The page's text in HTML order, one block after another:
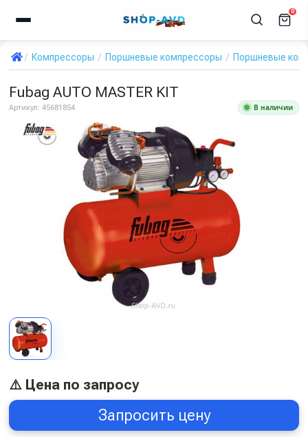
0
Компрессоры Поршневые компрессоры Поршневые
Fubag AUTO MASTER KIT
Артикул: 45681854 В наличии
⚠️ Цена по запросу
Запросить цену